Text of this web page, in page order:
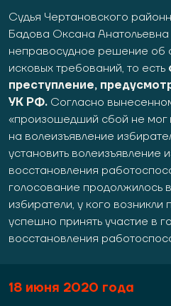
Судья Чертановского
Бадова Оксана
неправосудное решение об
исковых требований, то есть
преступление,
УК РФ. Согласно
«произошедший сбой не мог
на волеизъявление
установить волеизъявление
восстановления
голосование
избиратели, у кого
успешно принять участие в
восстановления
18 июня 2020 года